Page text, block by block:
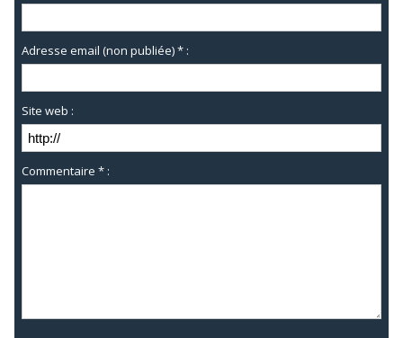
Adresse email (non publiée) * :
Site web :
Commentaire * :